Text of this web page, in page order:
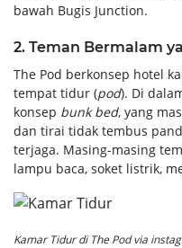
bawah Bugis Junction.
2. Teman Bermalam
The Pod berkonsep hotel
tempat tidur (pod). Di
konsep bunk bed, yang
dan tirai tidak tembus
terjaga. Masing-masing
lampu baca, soket listrik,
Kamar Tidur di The Pod via